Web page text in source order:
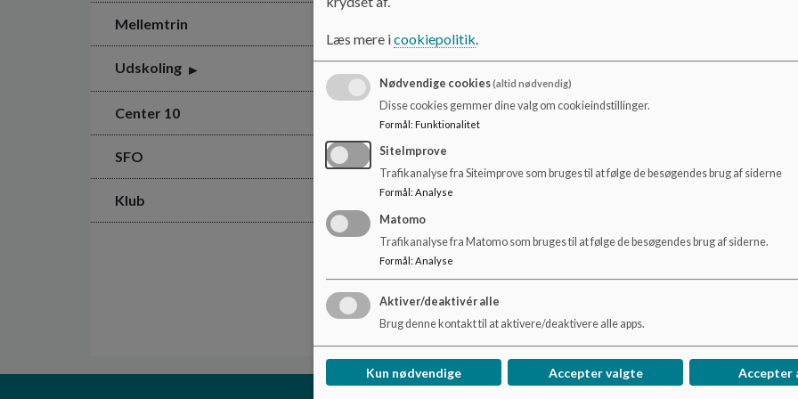
Mellemtrin
Udskoling
Center 10
SFO
Klub
Læs mere icookiepolitik.
Nødvendige cookies(altid nødvendig)
Disse cookies gemmer dine valg om cookieindstillinger.
Formål: Funktionalitet
SiteImprove
Trafikanalyse fra Siteimprove som bruges til at følge de besøgendes brug af siderne
Formål : Analyse
Matomo
Trafikanalyse fra Matomo som bruges til at følge de besøgendes brug af siderne.
Formål : Analyse
Aktiver/deaktivér alle
Brug denne kontakt til at aktivere/deaktivere alle apps.
Kun nødvendige Accepter valgte Accepter